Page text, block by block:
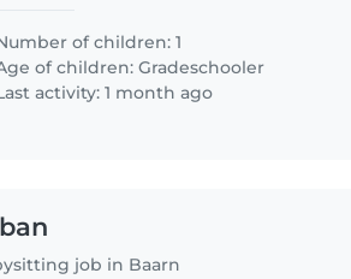
Ik zoek iemand..
of children: 1
of children:Gradeschooler
activity: 1 month ago
job in Baarn